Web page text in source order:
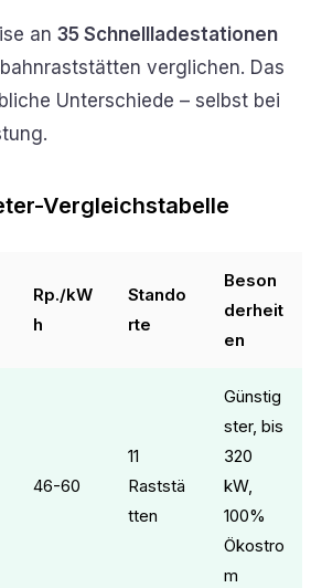
an 35 Schnellladestationen
verglichen. Das
Unterschiede – selbst bei
Vergleichstabelle
Rp./kW
h
Stando
rte
Beson
derheit
en
46-60
11
Raststä
tten
Günstig
ster, bis
320
kW,
100%
Ökostro
m